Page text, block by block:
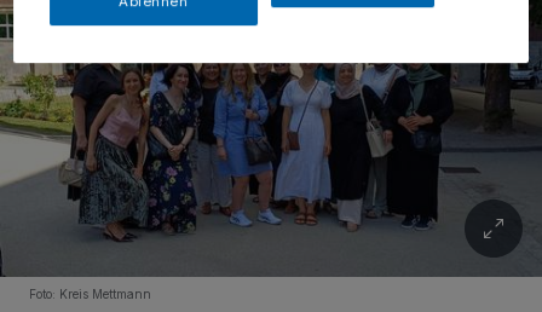
Foto: Kreis Mettmann